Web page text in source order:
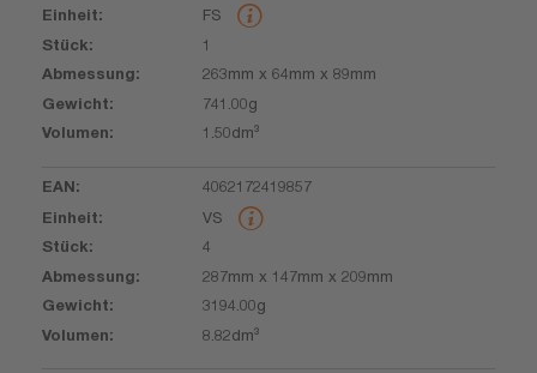
FS
1
263mm x 64mm x 89mm
741.00g
1.50dm³
4062172419857
VS
4
287mm x 147mm x 209mm
3194.00g
8.82dm³